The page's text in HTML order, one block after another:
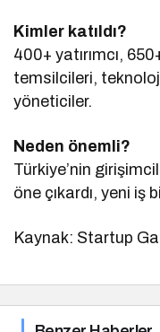
Kimler katıldı?
400+ yatırımcı,
temsilcileri,
yöneticiler.
Neden önemli?
Türkiye’nin
öne çıkardı, yeni iş
Kaynak: Startup